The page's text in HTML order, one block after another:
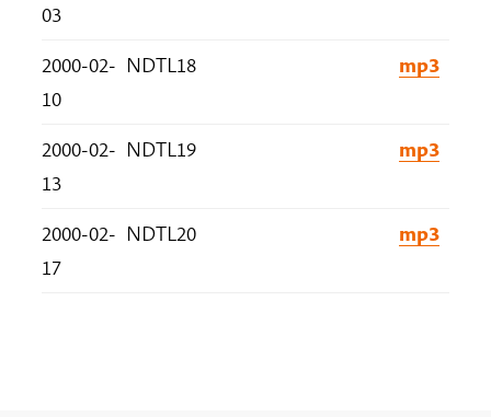
03
2000-02-
10
NDTL18 mp3
2000-02-
13
NDTL19 mp3
2000-02-
17
NDTL20 mp3